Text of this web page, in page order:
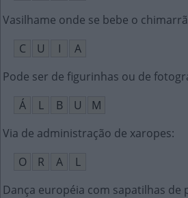
Vasilhame onde se bebe o
C
U I
A
Pode ser de figurinhas ou de
Á
L B U
M
Via de administração de xaropes:
O
R A
L
Dança européia com sapatilhas de